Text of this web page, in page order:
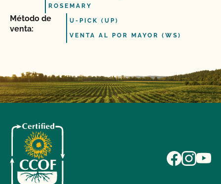
ROSEMARY
Método de
venta:
U-PICK (UP)
VENTA AL POR MAYOR (WS)